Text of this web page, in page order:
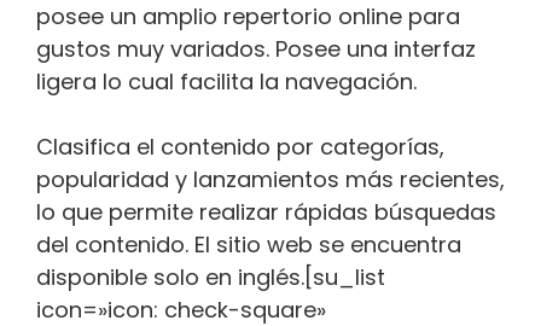
posee un amplio repertorio online para
gustos muy variados. Posee una interfaz
ligera lo cual facilita la navegación.
Clasifica el contenido por categorías,
popularidad y lanzamientos más recientes,
lo que permite realizar rápidas búsquedas
del contenido. El sitio web se encuentra
disponible solo en inglés.[su_list
icon=»icon: check-square»